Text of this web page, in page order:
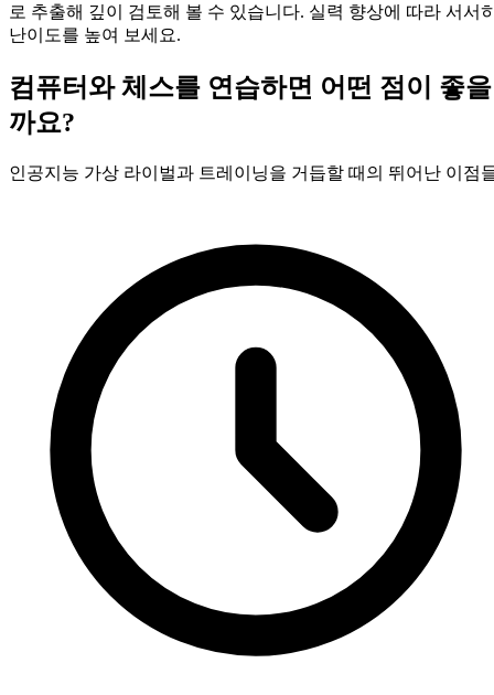
로 추출해 깊이 검토해 볼 수 있습니다. 실력 향상에 따라 서서
난이도를 높여 보세요.
컴퓨터와 체스를 연습하면 어떤 점이 좋을
까요?
인공지능 가상 라이벌과 트레이닝을 거듭할 때의 뛰어난 이점